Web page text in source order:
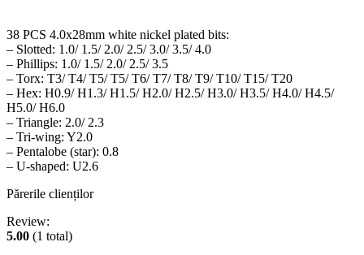
38 PCS 4.0x28mm white nickel plated bits:
– Slotted: 1.0/ 1.5/ 2.0/ 2.5/ 3.0/ 3.5/ 4.0
– Phillips: 1.0/ 1.5/ 2.0/ 2.5/ 3.5
– Torx: T3/ T4/ T5/ T5/ T6/ T7/ T8/ T9/ T10/ T15/ T20
– Hex: H0.9/ H1.3/ H1.5/ H2.0/ H2.5/ H3.0/ H3.5/ H4.0/ H4.5/
H5.0/ H6.0
– Triangle: 2.0/ 2.3
– Tri-wing: Y2.0
– Pentalobe (star): 0.8
– U-shaped: U2.6
Părerile clienților
Review:
5.00 (1 total)